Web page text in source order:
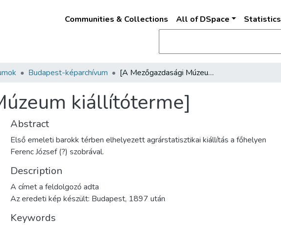
Communities & Collections All of DSpace Statistics
Budapest-képarchívum [A Mezőgazdasági Múzeum kiállítóterme]
kiállítóterme]
Abstract
Első emeleti barokk térben elhelyezett agrárstatisztikai kiállítás a főhelyen
Ferenc József (?) szobrával.
Description
A címet a feldolgozó adta
Az eredeti kép készült: Budapest, 1897 után
Keywords